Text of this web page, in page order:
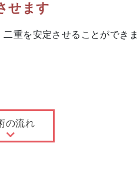
せます
重を安定させることができま
の流れ